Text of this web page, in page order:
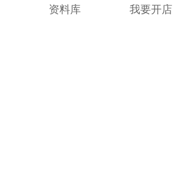
资料库 我要开店